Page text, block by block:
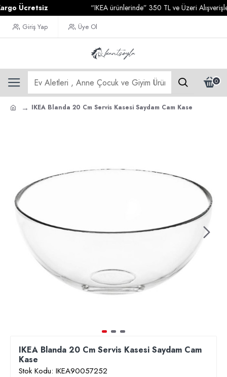
Ücretsiz “IKEA ürünlerinde” 350 TL ve Üzeri
Giriş Yap Üye Ol
0
IKEA Blanda 20 Cm Servis Kasesi Saydam Cam Kase
IKEA Blanda 20 Cm Servis Kasesi Saydam Cam
Kase
Stok Kodu: IKEA90057252